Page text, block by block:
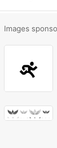
Images